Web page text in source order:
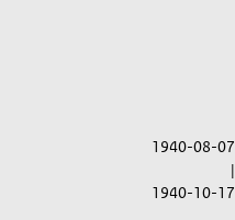
1940-08-07
|
1940-10-17